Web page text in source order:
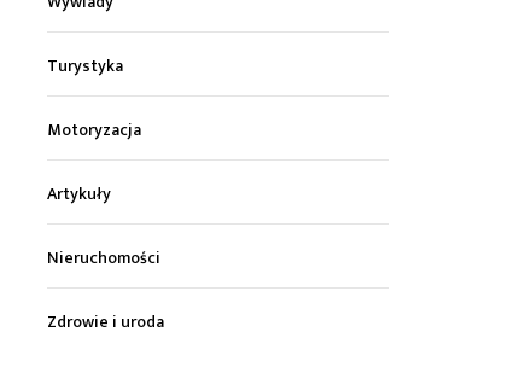
Turystyka
Motoryzacja
Artykuły
Nieruchomości
Zdrowie i uroda